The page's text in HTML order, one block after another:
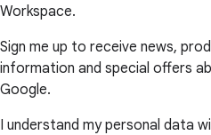
Workspace.
Sign me up to receive news,
information and special offers
Google.
I understand my personal data